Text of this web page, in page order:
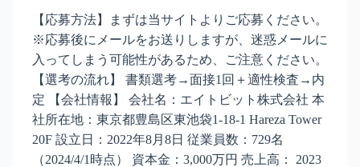
【応募方法】まずは当サイトよりご応募ください。
※応募後にメールをお送りしますが、迷惑メールに
入ってしまう可能性があるため、ご注意ください。
【選考の流れ】 書類選考→面接1回＋適性検査→内
定 【会社情報】 会社名：エイトビット株式会社 本
社所在地：東京都豊島区東池袋1-18-1 Hareza Tower
20F 設立日：2022年8月8日 従業員数：729名
（2024/4/1時点） 資本金：3,000万円 売上高： 2023